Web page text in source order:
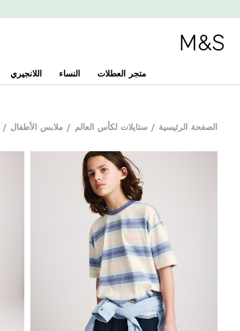
متجر العطلات النساء اللانجيري
الصفحة الرئيسية / ستايلات لكأس العالم / ملابس الأطفال /